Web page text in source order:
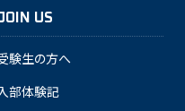
US
験生の方へ
部体験記